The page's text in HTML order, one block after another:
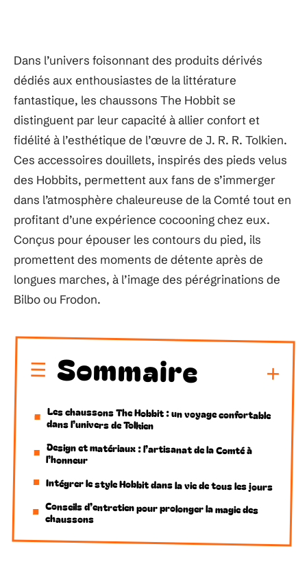
Dans l’univers foisonnant des produits dérivés
dédiés aux enthousiastes de la littérature
fantastique, les chaussons The Hobbit se
distinguent par leur capacité à allier confort et
fidélité à l’esthétique de l’œuvre de J. R. R. Tolkien.
Ces accessoires douillets, inspirés des pieds velus
des Hobbits, permettent aux fans de s’immerger
dans l’atmosphère chaleureuse de la Comté tout en
profitant d’une expérience cocooning chez eux.
Conçus pour épouser les contours du pied, ils
promettent des moments de détente après de
longues marches, à l’image des pérégrinations de
Bilbo ou Frodon.
Sommaire
Les chaussons The Hobbit : un voyage confortable
dans l’univers de Tolkien
Design et matériaux : l’artisanat de la Comté à
l’honneur
Intégrer le style Hobbit dans la vie de tous les jours
Conseils d’entretien pour prolonger la magie des
chaussons